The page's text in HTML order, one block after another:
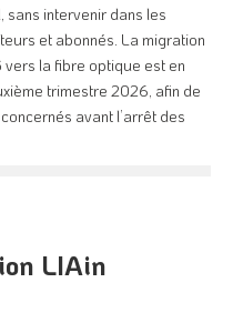
intervenir dans les
et abonnés. La migration
la fibre optique est en
trimestre 2026, afin de
avant l’arrêt des
LIAin